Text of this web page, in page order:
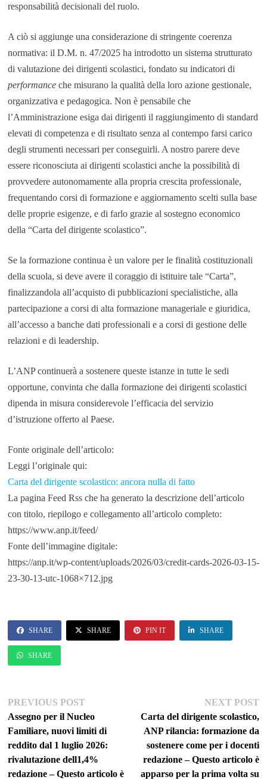
responsabilità decisionali del ruolo.
A ciò si aggiunge una considerazione di stringente coerenza
normativa: il D.M. n. 47/2025 ha introdotto un sistema strutturato
di valutazione dei dirigenti scolastici, fondato su indicatori di
performanceche misurano la qualità della loro azione gestionale,
organizzativa e pedagogica. Non è pensabile che
l’Amministrazione esiga dai dirigenti il raggiungimento di standard
elevati di competenza e di risultato senza al contempo farsi carico
degli strumenti necessari per conseguirli. A nostro parere deve
essere riconosciuta ai dirigenti scolastici anche la possibilità di
provvedere autonomamente alla propria crescita professionale,
frequentando corsi di formazione e aggiornamento scelti sulla base
delle proprie esigenze, e di farlo grazie al sostegno economico
della “Carta del dirigente scolastico”.
Se la formazione continua è un valore per le finalità costituzionali
della scuola, si deve avere il coraggio di istituire tale “Carta”,
finalizzandola all’acquisto di pubblicazioni specialistiche, alla
partecipazione a corsi di alta formazione manageriale e giuridica,
all’accesso a banche dati professionali e a corsi di gestione delle
relazioni e di leadership.
L’ANP continuerà a sostenere queste istanze in tutte le sedi
opportune, convinta che dalla formazione dei dirigenti scolastici
dipenda in misura considerevole l’efficacia del servizio
d’istruzione offerto al Paese.
Fonte originale dell’articolo:
Leggi l’originale qui:
Carta del dirigente scolastico: ancora nulla di fatto
La pagina Feed Rss che ha generato la descrizione dell’articolo
con titolo, riepilogo e collegamento all’articolo completo:
https://www.anp.it/feed/
Fonte dell’immagine digitale:
https://anp.it/wp-content/uploads/2026/03/credit-cards-2026-03-15-
23-30-13-utc-1068×712.jpg
SHARE SHARE PIN IT SHARE
SHARE
Navigazione
articoli
PREVIOUS POSTPrevious
post:
Assegno per il Nucleo
Familiare, nuovi limiti di
reddito dal 1 luglio 2026:
rivalutazione dell1,4%
redazione – Questo articolo è
NEXT POST
Carta del dirigente scolastico,
ANP rilancia: formazione da
sostenere come per i docenti
redazione – Questo articolo è
apparso per la prima volta su